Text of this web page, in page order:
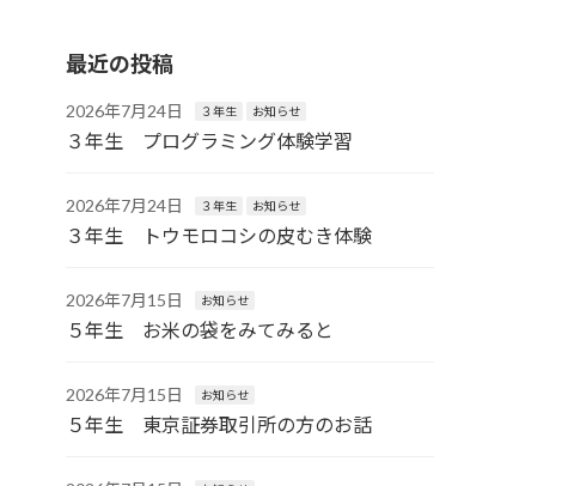
最近の投稿
2026年7月24日 ３年生 お知らせ
３年生 プログラミング体験学習
2026年7月24日 ３年生 お知らせ
３年生 トウモロコシの皮むき体験
2026年7月15日 お知らせ
５年生 お米の袋をみてみると
2026年7月15日 お知らせ
５年生 東京証券取引所の方のお話